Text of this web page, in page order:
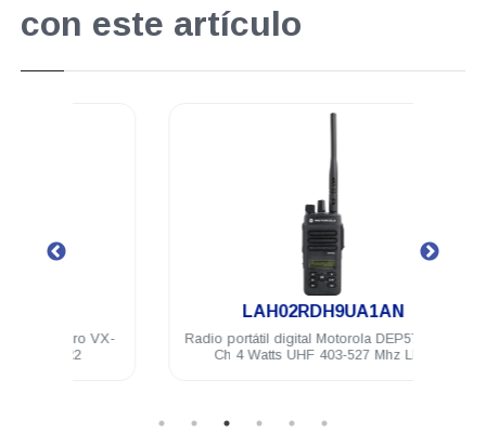
con este artículo
LAH02RDH9UA1AN
Radio portátil digital Motorola DEP570e 128
Ch 4 Watts UHF 403-527 Mhz LKP